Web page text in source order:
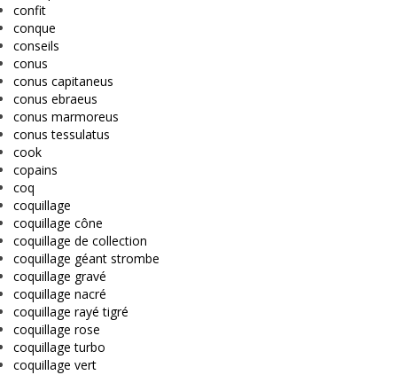
confit
conque
conseils
conus
conus capitaneus
conus ebraeus
conus marmoreus
conus tessulatus
cook
copains
coq
coquillage
coquillage cône
coquillage de collection
coquillage géant strombe
coquillage gravé
coquillage nacré
coquillage rayé tigré
coquillage rose
coquillage turbo
coquillage vert